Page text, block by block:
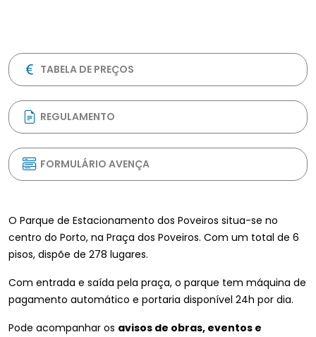
TABELA DE PREÇOS
REGULAMENTO
FORMULÁRIO AVENÇA
O Parque de Estacionamento dos Poveiros situa-se no
centro do Porto, na Praça dos Poveiros. Com um total de 6
pisos, dispõe de 278 lugares.
Com entrada e saída pela praça, o parque tem máquina de
pagamento automático e portaria disponível 24h por dia.
Pode acompanhar os avisos de obras, eventos e